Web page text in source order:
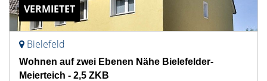
VERMIETET
Bielefeld
Wohnen auf zwei Ebenen Nähe Bielefelder-
Meierteich - 2,5 ZKB